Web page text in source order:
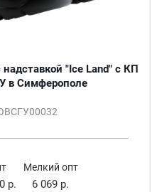
"Ice Land" с КП
в Симферополе
р.
Мелкий опт
6 069 р.